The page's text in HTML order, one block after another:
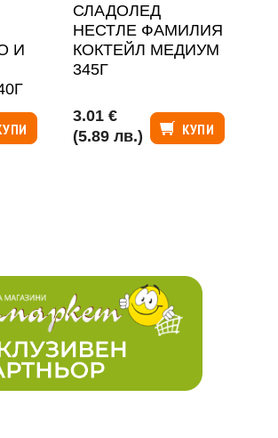
И
СЛАДОЛЕД
НЕСТЛЕ ФАМИЛИЯ
КОКТЕЙЛ МЕДИУМ
345Г
3.01 €
(5.89 лв.)
КУПИ